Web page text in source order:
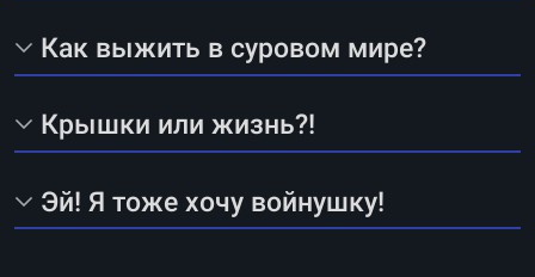
Как выжить в суровом мире?
Крышки или жизнь?!
Эй! Я тоже хочу войнушку!